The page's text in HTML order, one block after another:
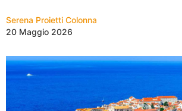
Serena Proietti Colonna
20 Maggio 2026